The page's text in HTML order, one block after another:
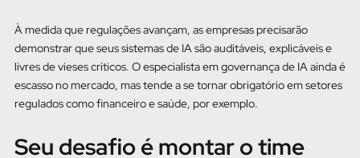
À medida que regulações avançam, as empresas precisarão
demonstrar que seus sistemas de IA são auditáveis, explicáveis e
livres de vieses críticos. O especialista em governança de IA ainda é
escasso no mercado, mas tende a se tornar obrigatório em setores
regulados como financeiro e saúde, por exemplo.
Seu desafio é montar o time